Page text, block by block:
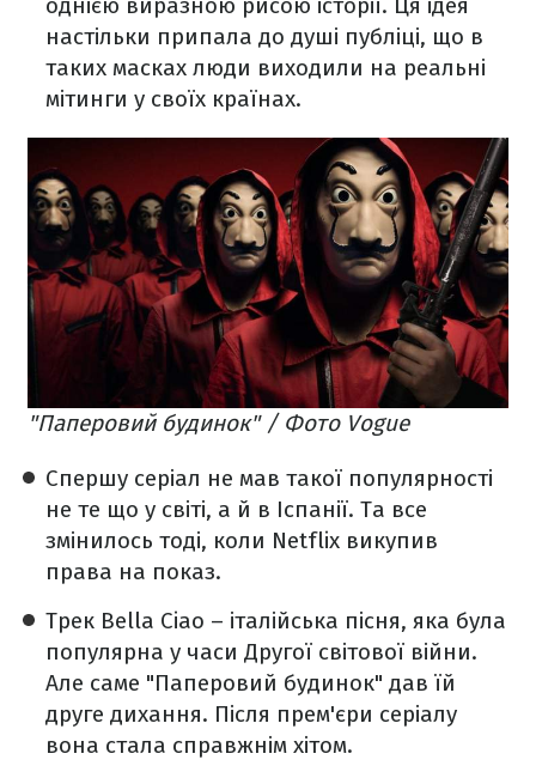
настільки припала до душі публіці, що в
таких масках люди виходили на реальні
мітинги у своїх країнах.
"Паперовий будинок" / Фото Vogue
Спершу серіал не мав такої популярності
не те що у світі, а й в Іспанії. Та все
змінилось тоді, коли Netflix викупив
права на показ.
Трек Bella Ciao – італійська пісня, яка була
популярна у часи Другої світової війни.
Але саме "Паперовий будинок" дав їй
друге дихання. Після прем'єри серіалу
вона стала справжнім хітом.